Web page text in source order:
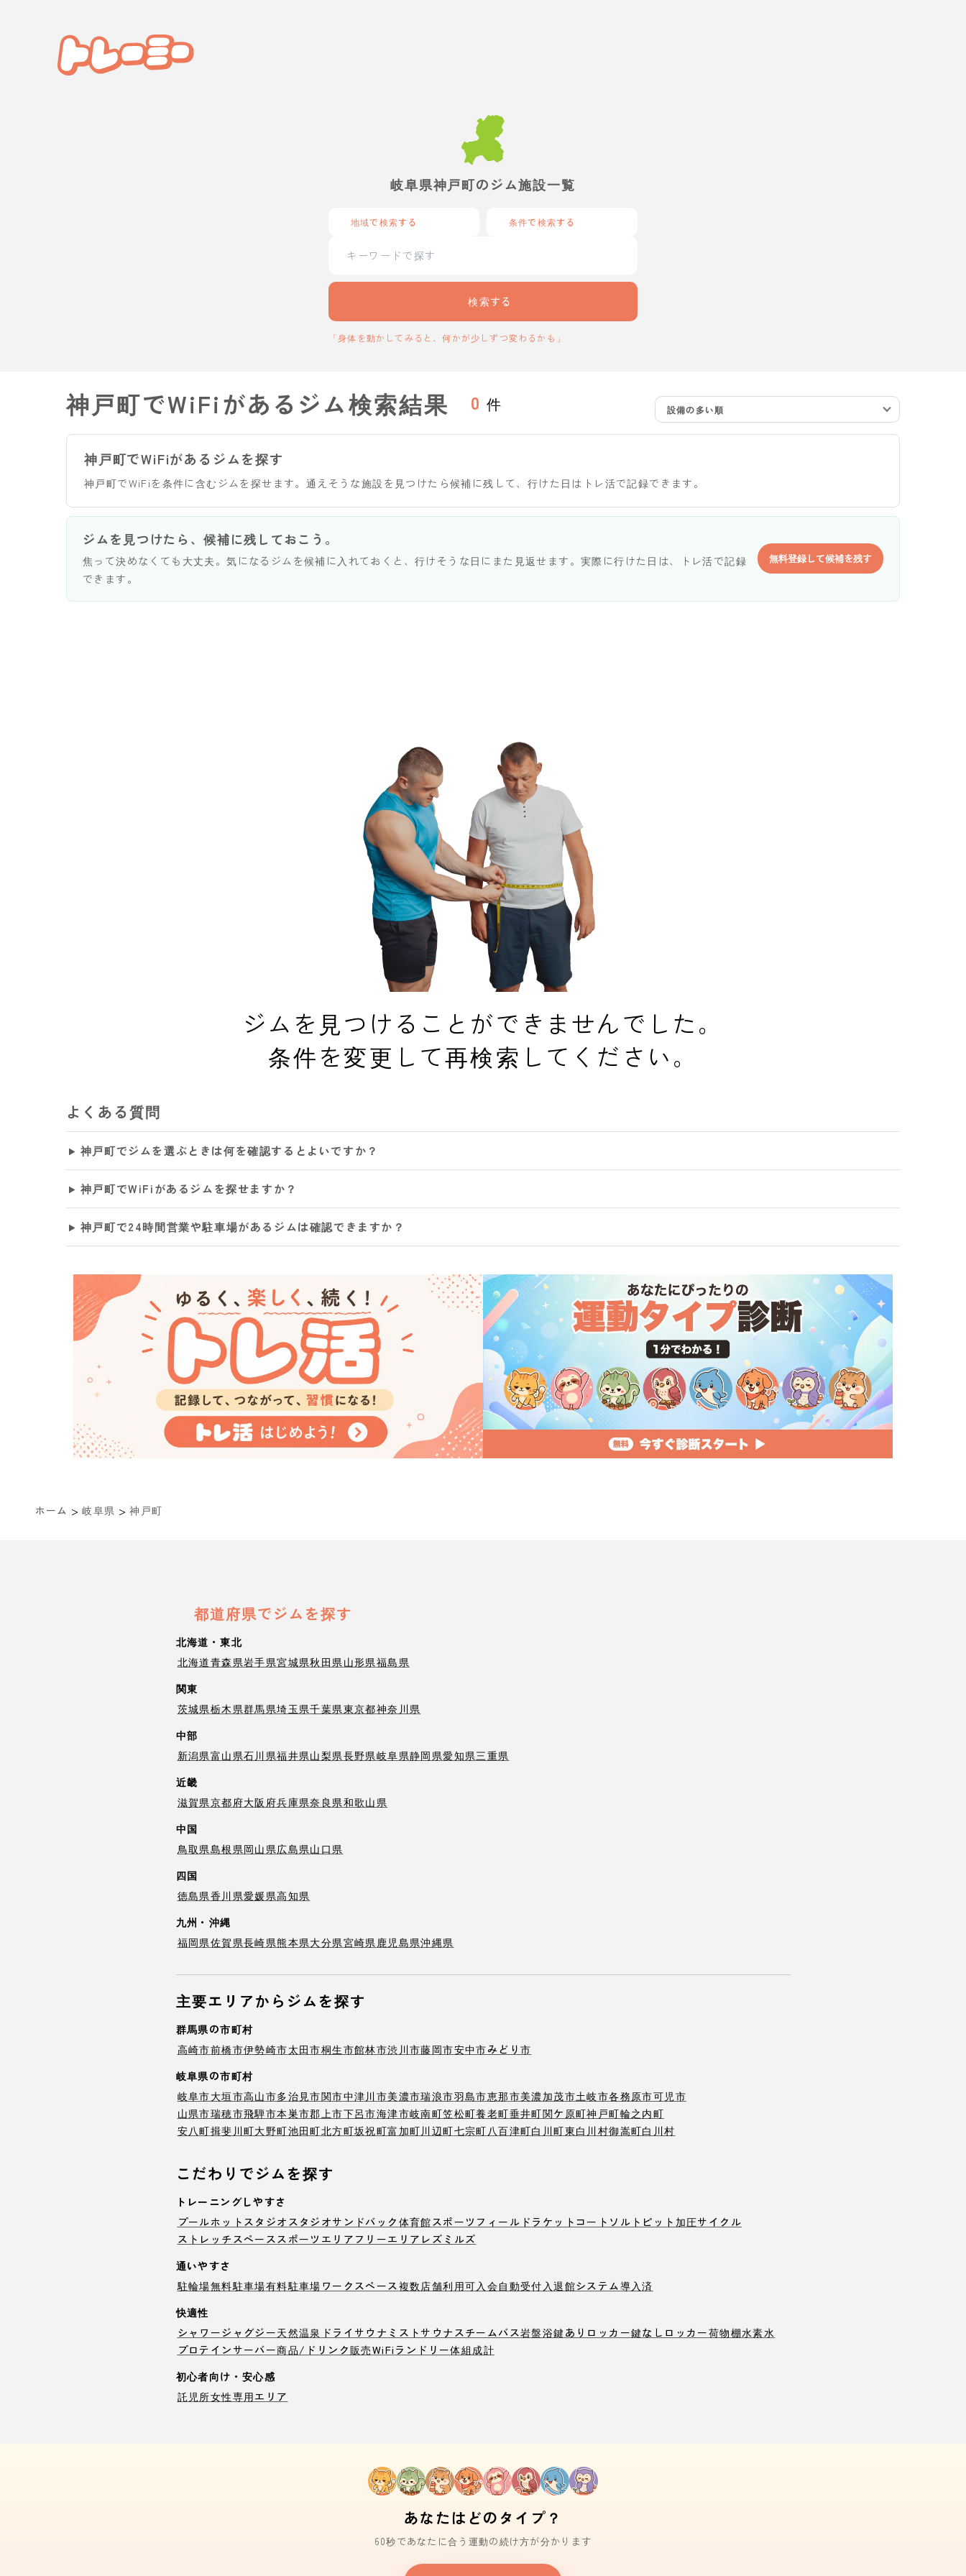
岐阜県神戸町のジム施設一覧
地域で検索する 条件で検索する
検索する
「身体を動かしてみると、何かが少しずつ変わるかも」
神戸町でWiFiがあるジム検索結果 0 件 設備の多い順
神戸町でWiFiがあるジムを探す
神戸町でWiFiを条件に含むジムを探せます。通えそうな施設を見つけたら候補に残して、行けた日はトレ活で記録できます。
ジムを見つけたら、候補に残しておこう。
焦って決めなくても大丈夫。気になるジムを候補に入れておくと、行けそうな日にまた見返せます。実際に行けた日は、トレ活で記録
できます。
無料登録して候補を残す
ジムを見つけることができませんでした。
条件を変更して再検索してください。
よくある質問
神戸町でジムを選ぶときは何を確認するとよいですか？
神戸町でWiFiがあるジムを探せますか？
神戸町で24時間営業や駐車場があるジムは確認できますか？
ホーム > 岐阜県 > 神戸町
都道府県でジムを探す
北海道・東北
北海道青森県岩手県宮城県秋田県山形県福島県
関東
茨城県栃木県群馬県埼玉県千葉県東京都神奈川県
中部
新潟県富山県石川県福井県山梨県長野県岐阜県静岡県愛知県三重県
近畿
滋賀県京都府大阪府兵庫県奈良県和歌山県
中国
鳥取県島根県岡山県広島県山口県
四国
徳島県香川県愛媛県高知県
九州・沖縄
福岡県佐賀県長崎県熊本県大分県宮崎県鹿児島県沖縄県
主要エリアからジムを探す
群馬県の市町村
高崎市前橋市伊勢崎市太田市桐生市館林市渋川市藤岡市安中市みどり市
岐阜県の市町村
岐阜市大垣市高山市多治見市関市中津川市美濃市瑞浪市羽島市恵那市美濃加茂市土岐市各務原市可児市
山県市瑞穂市飛騨市本巣市郡上市下呂市海津市岐南町笠松町養老町垂井町関ケ原町神戸町輪之内町
安八町揖斐川町大野町池田町北方町坂祝町富加町川辺町七宗町 八百津町白川町東白川村御嵩町白川村
こだわりでジムを探す
トレーニングしやすさ
プールホットスタジオ スタジオサンドバック 体育館スポーツフィールド ラケットコート ソルトピット 加圧サイクル
ストレッチスペーススポーツエリア フリーエリア レズミルズ
通いやすさ
駐輪場無料駐車場有料駐車場 ワークスペース複数店舗利用可入会自動受付 入退館システム導入済
快適性
シャワージャグジー天然温泉 ドライサウナ ミストサウナ スチームバス岩盤浴鍵ありロッカー鍵なしロッカー荷物棚水素水
プロテインサーバー商品/ドリンク販売WiFi ランドリー体組成計
初心者向け・安心感
託児所女性専用エリア
あなたはどのタイプ？
60秒であなたに合う運動の続け方が分かります